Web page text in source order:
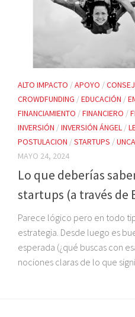
ALTO IMPACTO /APOYO /
CROWDFUNDING /EDUCACIÓN /
FINANCIAMIENTO /FINANCIERO /
INVERSIÓN /INVERSIÓN ÁNGEL /
POSTULACION /STARTUPS /
MAYO 24, 2024
Lo que deberías
startups (a través de
Parece lógico pero en todo
estrategia. Desde luego es
esperada (¿qué buscas con
nociones claras de lo que